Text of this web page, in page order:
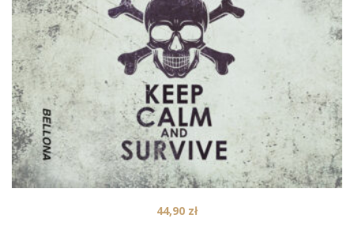
44,90 zł